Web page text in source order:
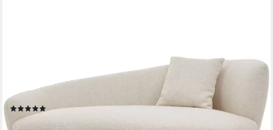
Chaiselongue Olivia, Nierenform-Sofa mit Zierkissen im
Originalbezug
(6)
549,99 €